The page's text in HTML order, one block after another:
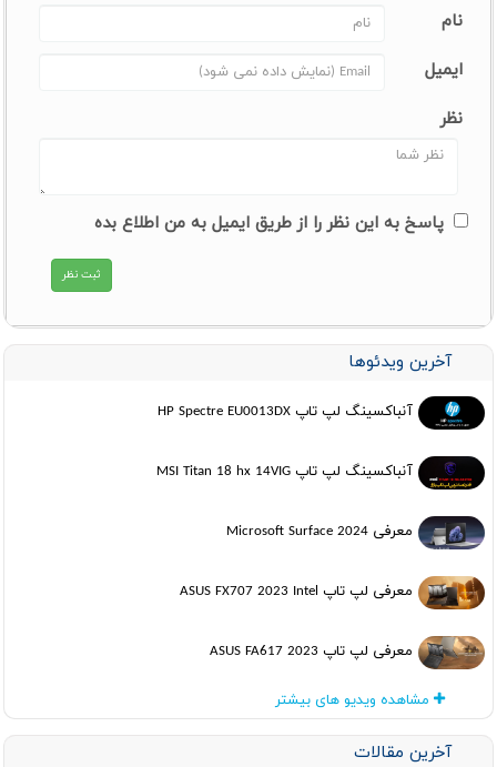
نام
ایمیل
نظر
پاسخ به این نظر را از طریق ایمیل به من اطلاع بده
آخرین ویدئوها
آنباکسینگ لپ تاپ HP Spectre EU0013DX
آنباکسینگ لپ تاپ MSI Titan 18 hx 14VIG
معرفی Microsoft Surface 2024
معرفی لپ تاپ ASUS FX707 2023 Intel
معرفی لپ تاپ ASUS FA617 2023
مشاهده ویدیو های بیشتر
آخرین مقالات